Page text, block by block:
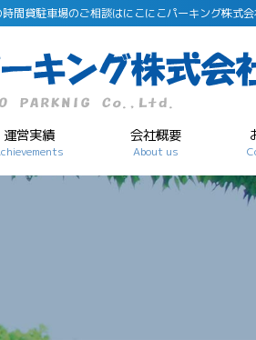
間貸駐車場のご相談はにこにこパーキング株式会
運営実績 会社概要
About us